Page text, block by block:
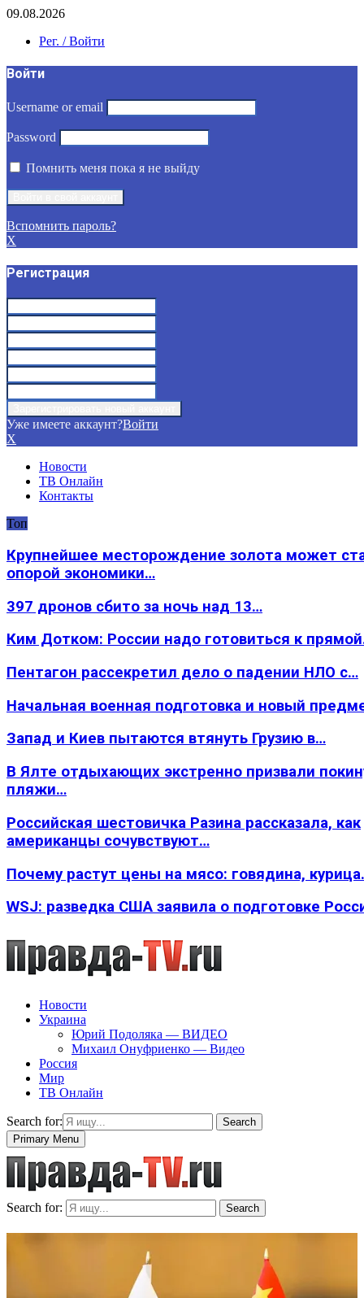
09.08.2026
Рег. / Войти
Войти
Username or email
Password
Помнить меня пока я не выйду
Вспомнить пароль?
X
Регистрация
Уже имеете аккаунт?Войти
X
Новости
ТВ Онлайн
Контакты
Топ
Крупнейшее месторождение золота может
опорой экономики…
397 дронов сбито за ночь над 13…
Ким Дотком: России надо готовиться к
Пентагон рассекретил дело о падении НЛО с…
Начальная военная подготовка и новый
Запад и Киев пытаются втянуть Грузию в…
В Ялте отдыхающих экстренно призвали
пляжи…
Российская шестовичка Разина рассказала, как
американцы сочувствуют…
Почему растут цены на мясо: говядина,
WSJ: разведка США заявила о подготовке
Новости
Украина
Юрий Подоляка — ВИДЕО
Михаил Онуфриенко — Видео
Россия
Мир
ТВ Онлайн
Search for:
Search
Primary Menu
Search for: Search